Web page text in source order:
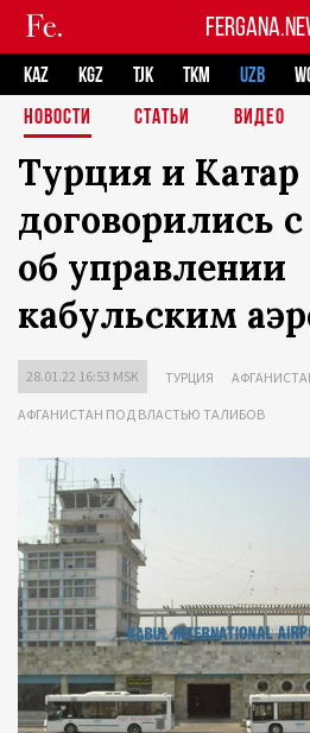
KAZ KGZ TJK TKM UZB
НОВОСТИ
СТАТЬИ ВИДЕО
Турция и Катар
договорились
об управлении
кабульским
28.01.22 16:53 MSK ТУРЦИЯ
АФГАНИСТАН ПОД ВЛАСТЬЮ ТАЛИБОВ